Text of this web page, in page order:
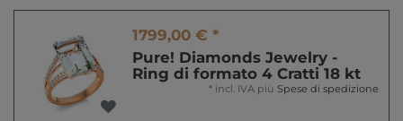
1799,00 € *
Pure! Diamonds Jewelry -
Ring di formato 4 Cratti 18 kt
* incl. IVA più Spese di spedizione